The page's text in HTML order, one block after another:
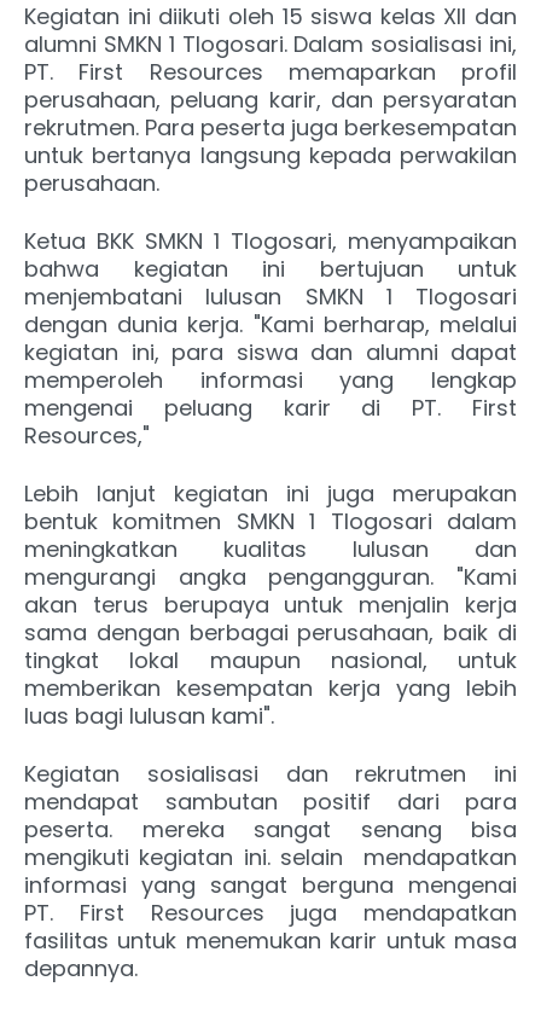
Kegiatan ini diikuti oleh 15 siswa kelas XII dan
alumni SMKN 1 Tlogosari. Dalam sosialisasi ini,
PT. First Resources memaparkan profil
perusahaan, peluang karir, dan persyaratan
rekrutmen. Para peserta juga berkesempatan
untuk bertanya langsung kepada perwakilan
perusahaan.
Ketua BKK SMKN 1 Tlogosari, menyampaikan
bahwa kegiatan ini bertujuan untuk
menjembatani lulusan SMKN 1 Tlogosari
dengan dunia kerja. "Kami berharap, melalui
kegiatan ini, para siswa dan alumni dapat
memperoleh informasi yang lengkap
mengenai peluang karir di PT. First
Resources,"
Lebih lanjut kegiatan ini juga merupakan
bentuk komitmen SMKN 1 Tlogosari dalam
meningkatkan kualitas lulusan dan
mengurangi angka pengangguran. "Kami
akan terus berupaya untuk menjalin kerja
sama dengan berbagai perusahaan, baik di
tingkat lokal maupun nasional, untuk
memberikan kesempatan kerja yang lebih
luas bagi lulusan kami".
Kegiatan sosialisasi dan rekrutmen ini
mendapat sambutan positif dari para
peserta. mereka sangat senang bisa
mengikuti kegiatan ini. selain mendapatkan
informasi yang sangat berguna mengenai
PT. First Resources juga mendapatkan
fasilitas untuk menemukan karir untuk masa
depannya.